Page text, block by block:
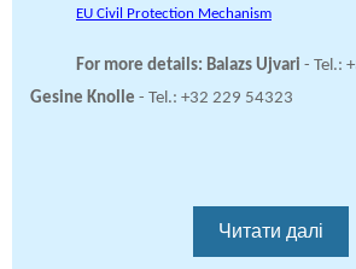
EU Civil Protection Mechanism
For more details: Balazs Ujvari - Tel.:
Gesine Knolle - Tel.: +32 229 54323
Читати далі